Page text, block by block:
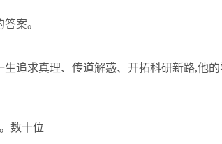
案。
追求真理、传道解惑、开拓科研新路,他
数十位